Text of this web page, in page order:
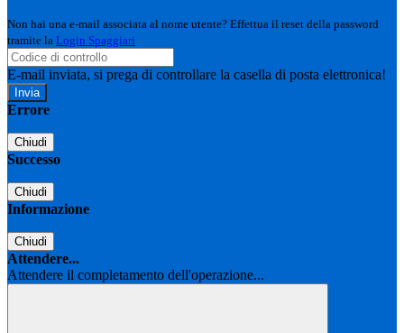
Non hai una e-mail associata al nome utente? Effettua il reset della password
tramite la Login Spaggiari
E-mail inviata, si prega di controllare la casella di posta elettronica!
Errore
Chiudi
Successo
Chiudi
Informazione
Chiudi
Attendere...
Attendere il completamento dell'operazione...